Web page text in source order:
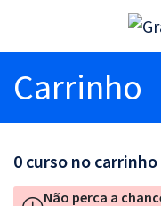
Carrinho
0 curso no carrinho
Não perca a